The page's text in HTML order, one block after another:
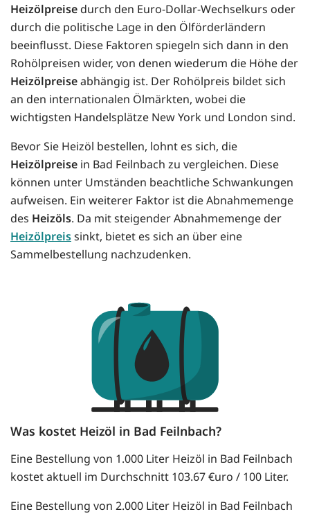
Heizölpreise durch den Euro-Dollar-Wechselkurs oder
durch die politische Lage in den Ölförderländern
beeinflusst. Diese Faktoren spiegeln sich dann in den
Rohölpreisen wider, von denen wiederum die Höhe der
Heizölpreiseabhängig ist. Der Rohölpreis bildet sich
an den internationalen Ölmärkten, wobei die
wichtigsten Handelsplätze New York und London sind.
Bevor Sie Heizöl bestellen, lohnt es sich, die
Heizölpreise in Bad Feilnbach zu vergleichen. Diese
können unter Umständen beachtliche Schwankungen
aufweisen. Ein weiterer Faktor ist die Abnahmemenge
des Heizöls. Da mit steigender Abnahmemenge der
Heizölpreissinkt, bietet es sich an über eine
Sammelbestellung nachzudenken.
Was kostet Heizöl in Bad Feilnbach?
Eine Bestellung von 1.000 Liter Heizöl in Bad Feilnbach
kostet aktuell im Durchschnitt 103.67 €uro / 100 Liter.
Eine Bestellung von 2.000 Liter Heizöl in Bad Feilnbach